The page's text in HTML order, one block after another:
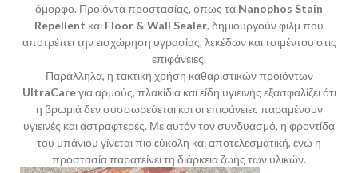
όμορφο. Προϊόντα προστασίας, όπως τα Nanophos Stain
Repellent και Floor & Wall Sealer, δημιουργούν φιλμ που
αποτρέπει την εισχώρηση υγρασίας, λεκέδων και τσιμέντου στις
επιφάνειες.
Παράλληλα, η τακτική χρήση καθαριστικών προϊόντων
UltraCareγια αρμούς, πλακίδια και είδη υγιεινής εξασφαλίζει ότι
η βρωμιά δεν συσσωρεύεται και οι επιφάνειες παραμένουν
υγιεινές και αστραφτερές. Με αυτόν τον συνδυασμό, η φροντίδα
του μπάνιου γίνεται πιο εύκολη και αποτελεσματική, ενώ η
προστασία παρατείνει τη διάρκεια ζωής των υλικών.